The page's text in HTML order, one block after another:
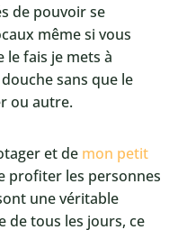
de pouvoir se
même si vous
le fais je mets à
sans que le
ou autre.
et de mon petit
profiter les personnes
une véritable
de tous les jours, ce